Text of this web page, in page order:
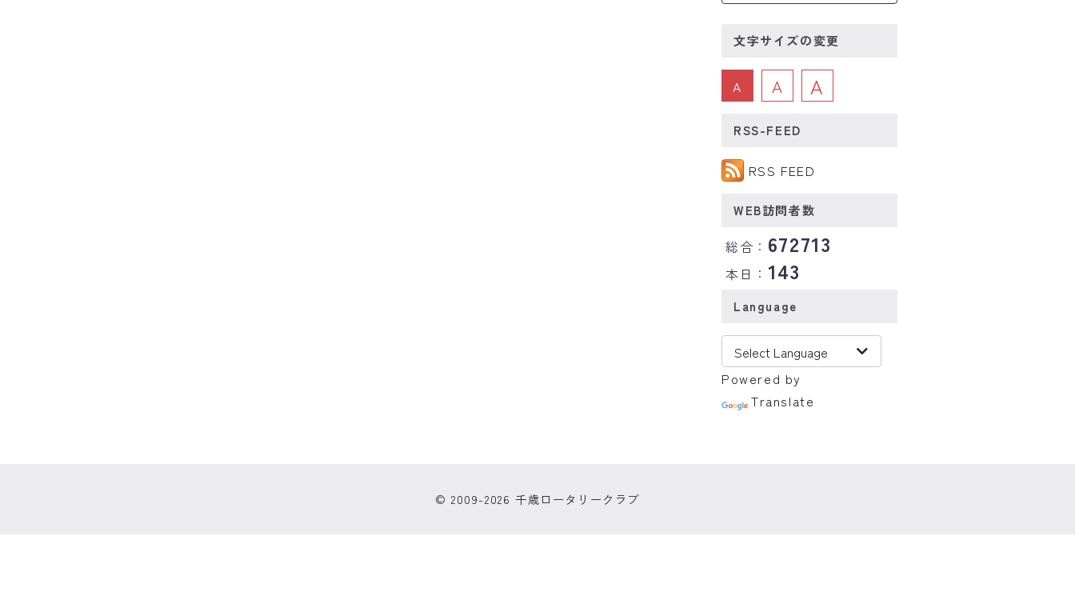
文字サイズの変更
A A A
RSS-FEED
RSS FEED
WEB訪問者数
総合： 672713
本日： 143
Language
Powered by
Translate
© 2009-2026 千歳ロータリークラブ